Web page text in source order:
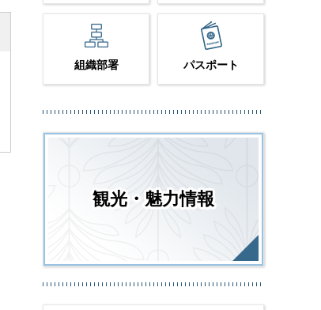
組織部署 パスポート
観光・魅力情報